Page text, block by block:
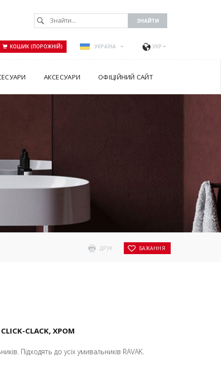
КОШИК (ПОРОЖНІЙ) УКРАЇНА УКР
АКСЕСУАРИ ОФІЦІЙНИЙ САЙТ
ДРУК БАЖАННЯ
CLACK, ХРОМ
Підходять до усіх умивальників RAVAK.